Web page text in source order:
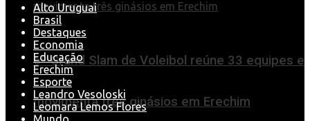
6º Grand Slam de Voleibol reúne 33 equipes e
movimenta três ginásios em Erechim
Alto Uruguai
Brasil
Destaques
Economia
Educação
Erechim
Esporte
Leandro Vesoloski
Leomara Lemos Flores